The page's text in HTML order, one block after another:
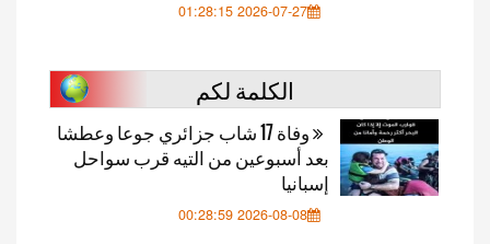
2026-07-27 01:28:15
الكلمة لكم
وفاة 17 شاب جزائري جوعا وعطشا
بعد أسبوعين من التيه قرب سواحل
إسبانيا
2026-08-08 00:28:59